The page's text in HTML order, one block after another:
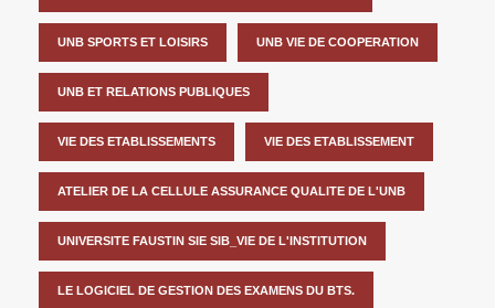
UNB SPORTS ET LOISIRS UNB VIE DE COOPERATION
UNB ET RELATIONS PUBLIQUES
VIE DES ETABLISSEMENTS VIE DES ETABLISSEMENT
ATELIER DE LA CELLULE ASSURANCE QUALITE DE L'UNB
UNIVERSITE FAUSTIN SIE SIB_VIE DE L'INSTITUTION
LE LOGICIEL DE GESTION DES EXAMENS DU BTS.